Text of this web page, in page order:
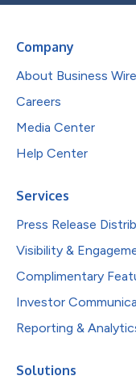
Company
About Business Wire
Careers
Media Center
Help Center
Services
Press Release
Visibility &
Complimentary
Investor
Reporting &
Solutions